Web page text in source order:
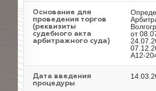
Основание для
проведения торгов
(реквизиты
судебного акта
арбитражного суда)
от
А12-
Дата введения
процедуры